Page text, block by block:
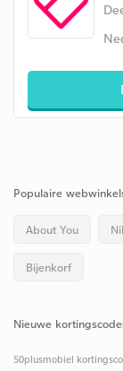
Populaire
About You
Bijenkorf
Nieuwe
50plusmobiel